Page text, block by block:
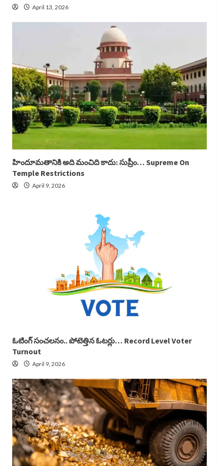
April 13, 2026
హిందూమతానికి అది మంచిది కాదు: సుప్రీం… Supreme On
Temple Restrictions
April 9, 2026
ఓటింగ్ సంచలనం.. పోటెత్తిన ఓటర్లు… Record Level Voter
Turnout
April 9, 2026